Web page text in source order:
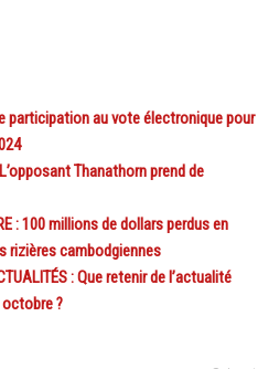
participation au vote électronique pour
Thanathorn prend de
: 100 millions de dollars perdus en
rizières cambodgiennes
: Que retenir de l’actualité
?